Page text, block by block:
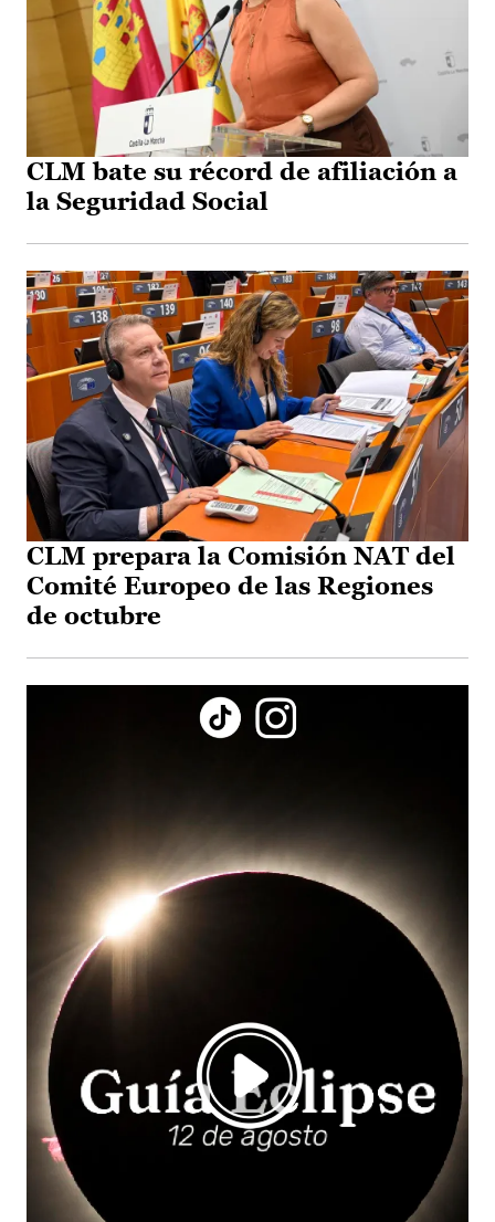
CLM bate su récord de afiliación a
la Seguridad Social
CLM prepara la Comisión NAT del
Comité Europeo de las Regiones
de octubre